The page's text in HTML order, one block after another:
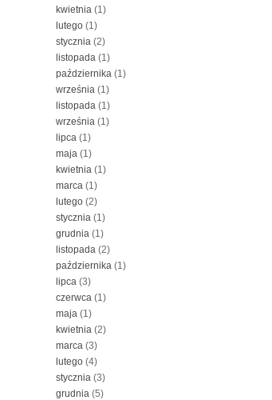
kwietnia (1)
lutego (1)
stycznia (2)
listopada (1)
października (1)
września (1)
listopada (1)
września (1)
lipca (1)
maja (1)
kwietnia (1)
marca (1)
lutego (2)
stycznia (1)
grudnia (1)
listopada (2)
października (1)
lipca (3)
czerwca (1)
maja (1)
kwietnia (2)
marca (3)
lutego (4)
stycznia (3)
grudnia (5)